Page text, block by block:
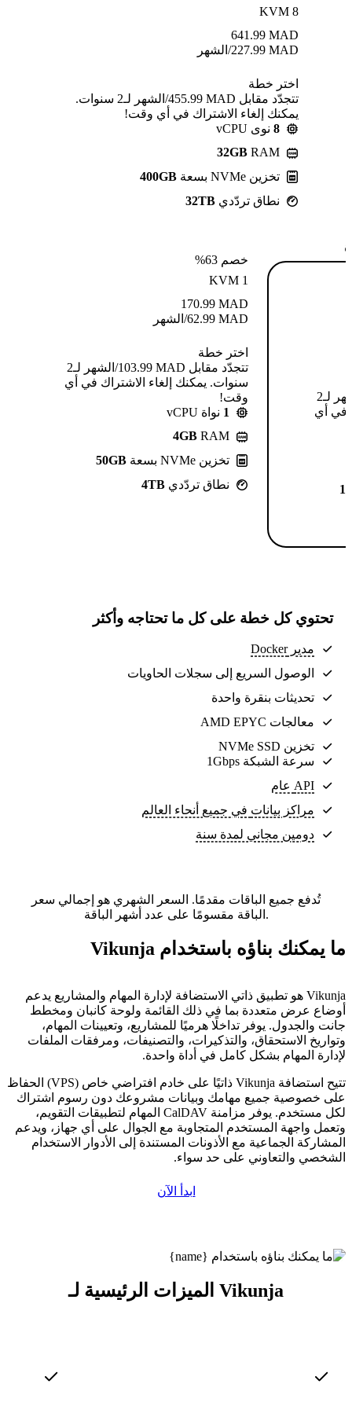
KVM 8
MAD
641.99
MAD
227.99/الشهر
اختر خطة
تتجدّد مقابل MAD ⁦455.99⁩/الشهر لـ2 سنوات.
يمكنك إلغاء الاشتراك في أي وقت!
8 نوى vCPU
32GB RAM
تخزين NVMe بسعة
400GB
نطاق تردّدي 32TB
خصم 63%
KVM 1
MAD
170.99
MAD
62.99/الشهر
اختر خطة
تتجدّد مقابل MAD ⁦103.99⁩/الشهر لـ2
سنوات. يمكنك إلغاء الاشتراك في أي
وقت!
1 نواة vCPU
4GB RAM
تخزين NVMe بسعة
50GB
نطاق تردّدي 4TB
تتجدّد مقابل MAD ⁦124.99⁩/الشهر لـ2
في أي
تحتوي كل خطة على كل ما تحتاجه وأكثر
مدير Docker
الوصول السريع إلى سجلات الحاويات
تحديثات بنقرة واحدة
معالجات AMD EPYC
تخزين NVMe SSD
سرعة الشبكة 1Gbps
API عام
مراكز بيانات في جميع أنحاء العالم
دومين مجاني لمدة سنة
تُدفع جميع الباقات مقدمًا. السعر الشهري هو إجمالي سعر
الباقة مقسومًا على عدد أشهر الباقة.
ما يمكنك بناؤه باستخدام Vikunja
Vikunja هو تطبيق ذاتي الاستضافة لإدارة المهام والمشاريع يدعم
أوضاع عرض متعددة بما في ذلك القائمة ولوحة كانبان ومخطط
جانت والجدول. يوفر تداخلًا هرميًا للمشاريع، وتعيينات المهام،
وتواريخ الاستحقاق، والتذكيرات، والتصنيفات، ومرفقات الملفات
لإدارة المهام بشكل كامل في أداة واحدة.
تتيح استضافة Vikunja ذاتيًا على خادم افتراضي خاص (VPS) الحفاظ
على خصوصية جميع مهامك وبيانات مشروعك دون رسوم اشتراك
لكل مستخدم. يوفر مزامنة CalDAV المهام لتطبيقات التقويم،
وتعمل واجهة المستخدم المتجاوبة مع الجوال على أي جهاز، ويدعم
المشاركة الجماعية مع الأذونات المستندة إلى الأدوار الاستخدام
الشخصي والتعاوني على حد سواء.
ابدأ الآن
الميزات الرئيسية لـ Vikunja